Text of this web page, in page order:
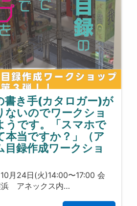
書き手(カタロガー)が
ないのでワークショ
うです。「スマホで
本当ですか？」（ア
目録作成ワークショ
月24日(火)14:00〜17:00 会
浜 アネックス内…